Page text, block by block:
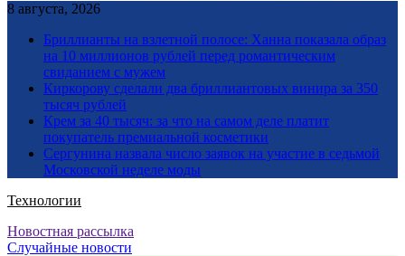
8 августа, 2026
Бриллианты на взлетной полосе: Ханна показала образ
на 10 миллионов рублей перед романтическим
свиданием с мужем
Киркорову сделали два бриллиантовых винира за 350
тысяч рублей
Крем за 40 тысяч: за что на самом деле платит
покупатель премиальной косметики
Сергунина назвала число заявок на участие в седьмой
Московской неделе моды
Технологии
Новостная рассылка
Случайные новости